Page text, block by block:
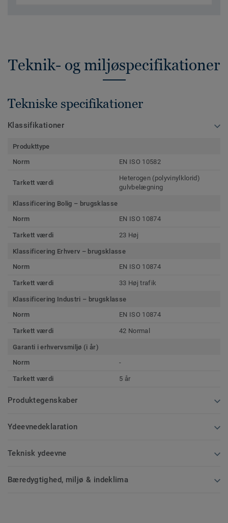
Teknik- og miljøspecifikationer
Tekniske specifikationer
Klassifikationer
Produkttype
Norm
EN ISO 10582
Tarkett værdi
Heterogen (polyvinylklorid)
gulvbelægning
Klassificering Bolig – brugsklasse
Norm
EN ISO 10874
Tarkett værdi 23 Høj
Klassificering Erhverv – brugsklasse
Norm
EN ISO 10874
Tarkett værdi 33 Høj trafik
Klassificering Industri – brugsklasse
Norm
EN ISO 10874
Tarkett værdi 42 Normal
Garanti i erhvervsmiljø (i år)
Norm
-
Tarkett værdi 5 år
Produktegenskaber
Ydeevnedeklaration
Teknisk ydeevne
Bæredygtighed, miljø & indeklima